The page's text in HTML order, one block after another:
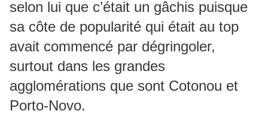
selon lui que c’était un gâchis puisque
sa côte de popularité qui était au top
avait commencé par dégringoler,
surtout dans les grandes
agglomérations que sont Cotonou et
Porto-Novo.